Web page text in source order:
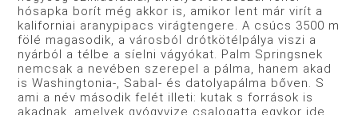
hósapka borít még akkor is, amikor lent már virít a
kaliforniai aranypipacs virágtengere. A csúcs 3500 m
fölé magasodik, a városból drótkötélpálya viszi a
nyárból a télbe a síelni vágyókat. Palm Springsnek
nemcsak a nevében szerepel a pálma, hanem akad
is Washingtonia-, Sabal- és datolyapálma bőven. S
ami a név második felét illeti: kutak s források is
akadnak, amelyek gyógyvize csalogatta egykor ide